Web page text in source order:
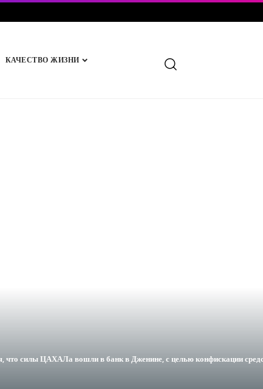
КАЧЕСТВО ЖИЗНИ
что силы ЦАХАЛа вошли в банк в Дженине, с целью конфискации